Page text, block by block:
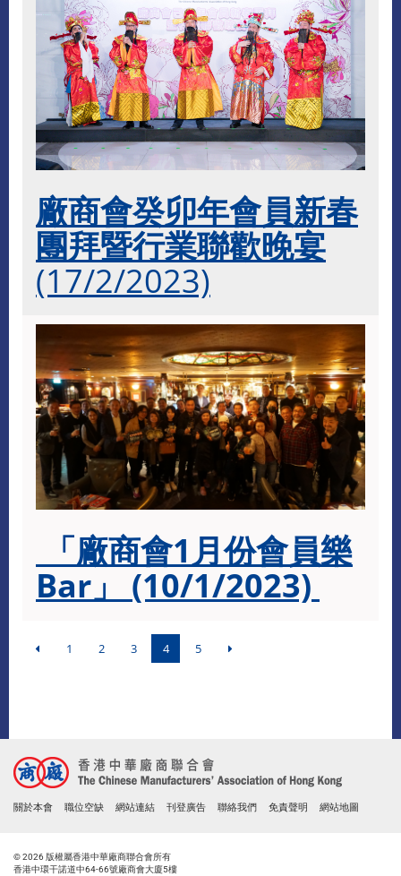
廠商會癸卯年會員新春
團拜暨行業聯歡晚宴
(17/2/2023)
「廠商會1月份會員樂
Bar」 (10/1/2023)
1 2 3 4 5
關於本會 職位空缺 網站連結 刊登廣告 聯絡我們 免責聲明 網站地圖
© 2026 版權屬香港中華廠商聯合會所有
香港中環干諾道中64-66號廠商會大廈5樓